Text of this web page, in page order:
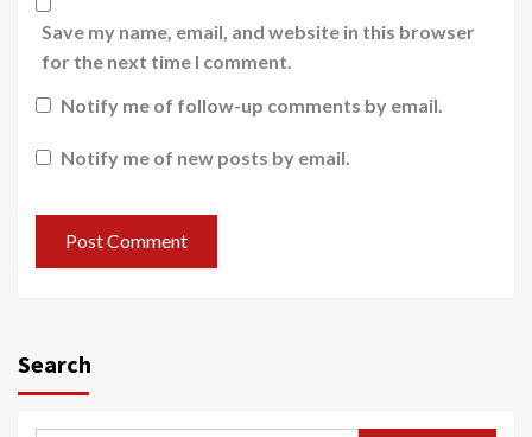
Save my name, email, and website in this browser
for the next time I comment.
Notify me of follow-up comments by email.
Notify me of new posts by email.
Search